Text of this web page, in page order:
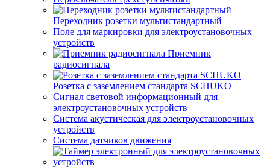
Переходник розетки мультистандартный
Поле для маркировки для электроустановочных
устройств
Приемник
радиосигнала
Розетка с заземлением стандарта SCHUKO
Сигнал световой информационный для
электроустановочных устройств
Система акустическая для электроустановочных
устройств
Система датчиков движения